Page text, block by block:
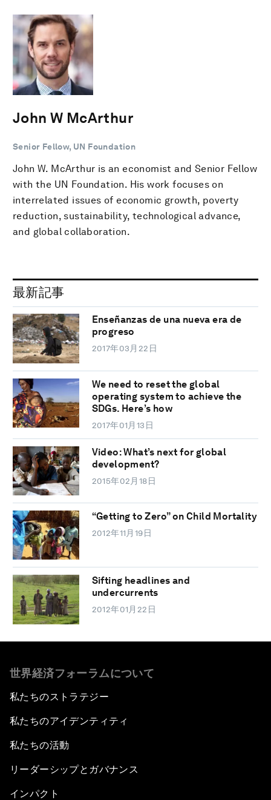
John W McArthur
Senior Fellow, UN Foundation
John W. McArthur is an economist and Senior Fellow
with the UN Foundation. His work focuses on
interrelated issues of economic growth, poverty
reduction, sustainability, technological advance,
and global collaboration.
最新記事
Enseñanzas de una nueva era de
progreso
2017年03月22日
We need to reset the global
operating system to achieve the
SDGs. Here’s how
2017年01月13日
Video: What’s next for global
development?
2015年02月18日
“Getting to Zero” on Child Mortality
2012年11月19日
Sifting headlines and
undercurrents
2012年01月22日
世界経済フォーラムについて
私たちのストラテジー
私たちのアイデンティティ
私たちの活動
リーダーシップとガバナンス
インパクト